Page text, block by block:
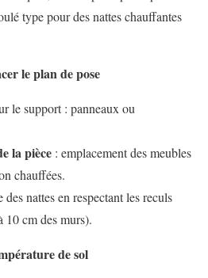
type pour des nattes chauffantes
le plan de pose
le support : panneaux ou
la pièce : emplacement des meubles
chauffées.
nattes en respectant les reculs
10 cm des murs).
de sol